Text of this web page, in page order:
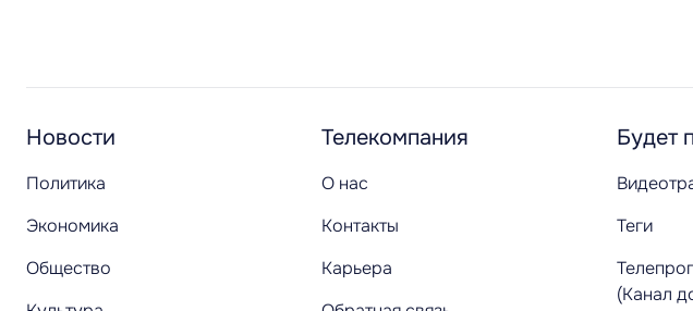
Новости
Политика
Экономика
Общество
Телекомпания
О нас
Контакты
Карьера
Будет
Теги
(Канал